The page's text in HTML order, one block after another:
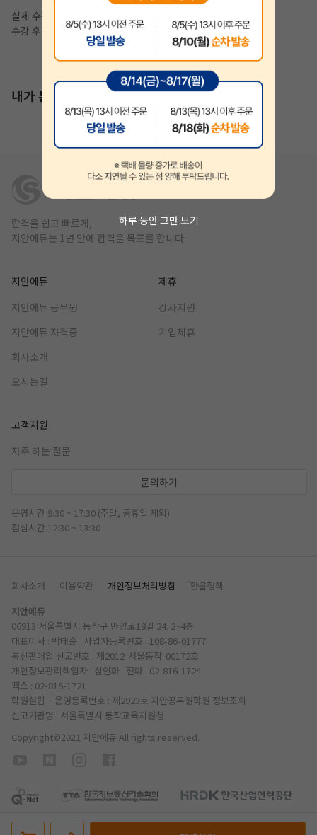
하루 동안 그만 보기
실제 수강생들의 생생한 수강후기 입니다.
수강 후기 작성 시 3일 강의 무료 연장🎁
수강후기가 존재하지 않습니다.
내가 본 상품
합격을 쉽고 빠르게,
지안에듀는 1년 안에 합격을 목표를 합니다.
지안에듀
지안에듀 공무원
지안에듀 자격증
회사소개
오시는길
제휴
강사지원
기업제휴
고객지원
자주 하는 질문
문의하기
운영시간 9:30 ~ 17:30 (주말, 공휴일 제외)
점심시간 12:30 ~ 13:30
회사소개 이용약관 개인정보처리방침
환불정책
지안에듀
06913 서울특별시 동작구 만양로18길 24. 2~4층
대표이사 : 박태순 사업자등록번호 : 108-86-01777
통신판매업 신고번호 : 제2012-서울동작-00172호
개인정보관리책임자 : 심인화 전화 : 02-816-1724
팩스 : 02-816-1721
학원설립 · 운영등록번호 : 제2923호 지안공무원학원 정보조회
신고기관명 : 서울특별시 동작교육지원청
Copyright©2021 지안에듀 All rights reserved.